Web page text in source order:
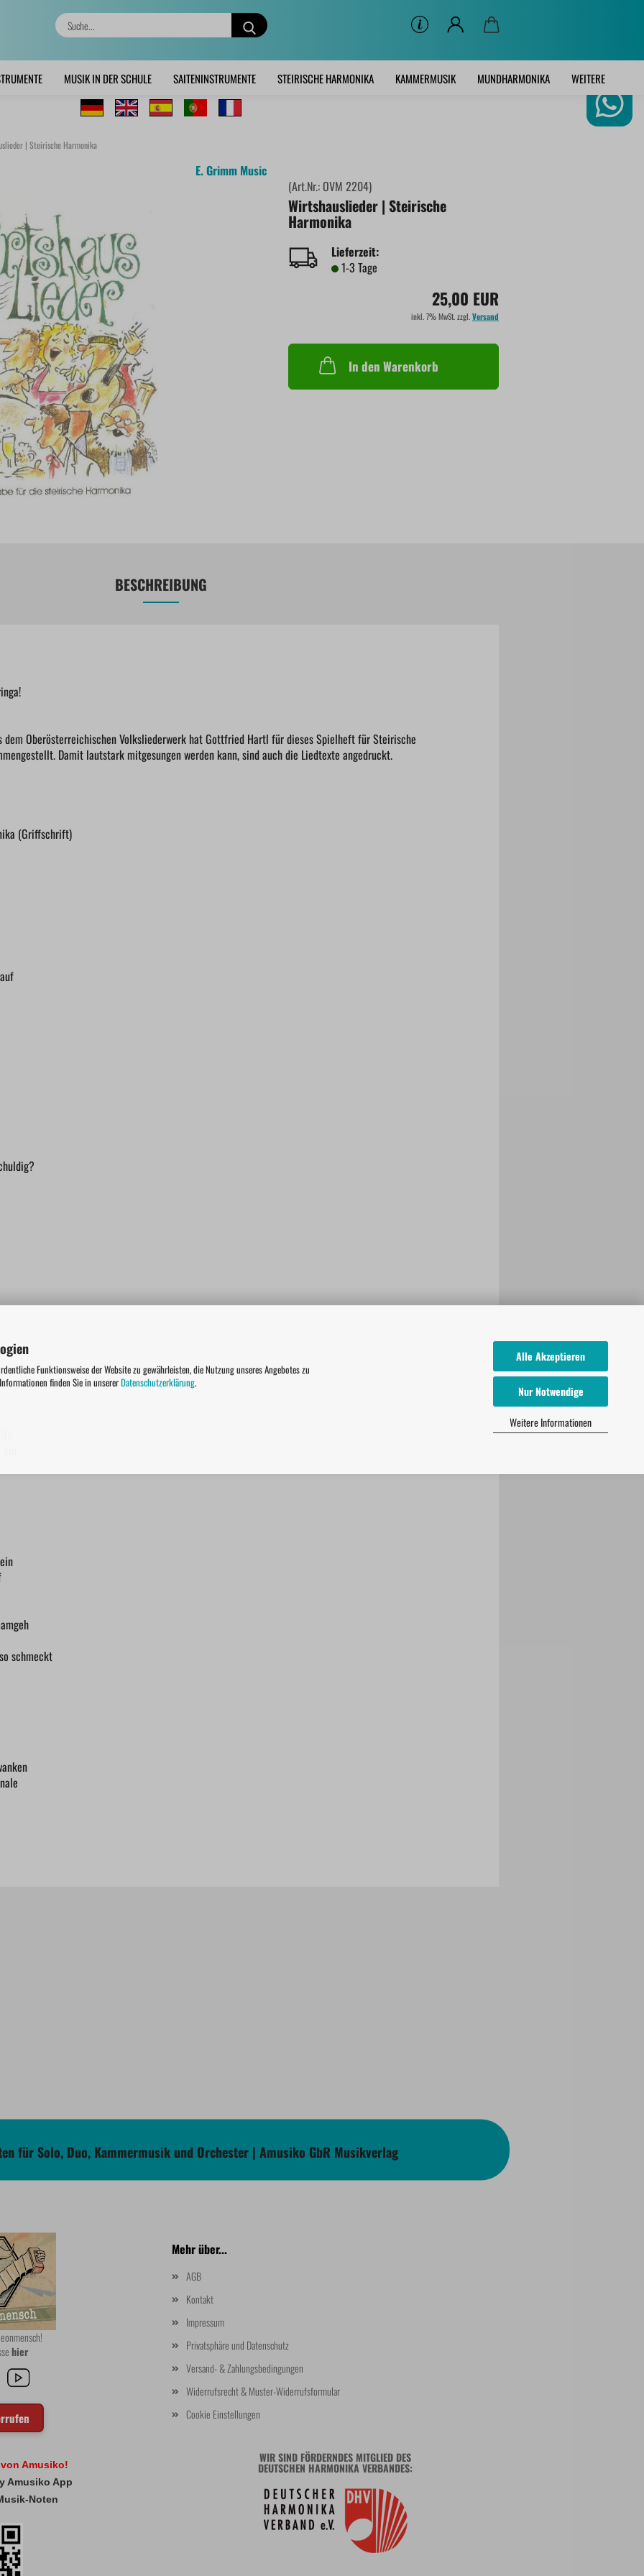
Funktionsweise der Website zu gewährleisten, die Nutzung unseres Angebotes zu
finden Sie in unsererDatenschutzerklärung.
Alle Akzeptieren
Nur Notwendige
Weitere Informationen
Suche...
MUSIK IN DER SCHULE SAITENINSTRUMENTE STEIRISCHE HARMONIKA KAMMERMUSIK MUNDHARMONIKA WEITERE
| Steirische Harmonika
E. Grimm Music
(Art.Nr.:OVM 2204)
Wirtshauslieder | Steirische
Harmonika
Lieferzeit:
1-3 Tage
25,00 EUR
inkl. 7% MwSt. zzgl.Versand
In den Warenkorb
BESCHREIBUNG
Oberösterreichischen Volksliederwerk hat Gottfried Hartl für dieses Spielheft für Steirische
Damit lautstark mitgesungen werden kann, sind auch die Liedtexte angedruckt.
(Griffschrift)
schmeckt
für Solo, Duo, Kammermusik und Orchester | Amusiko GbR Musikverlag
hier
Mehr über...
AGB
Kontakt
Impressum
Privatsphäre und Datenschutz
Versand- & Zahlungsbedingungen
Widerrufsrecht & Muster-Widerrufsformular
Cookie Einstellungen
Amusiko!
Amusiko App
Noten
WIR SIND FÖRDERNDES MITGLIED DES
DEUTSCHEN HARMONIKA VERBANDES: